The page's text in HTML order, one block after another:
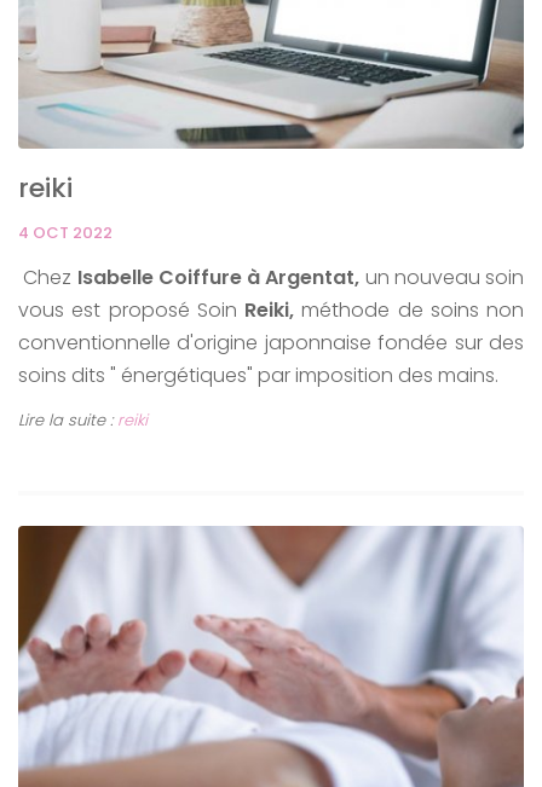
reiki
4 OCT 2022
Chez Isabelle Coiffure à Argentat, un nouveau soin
vous est proposé Soin Reiki,méthode de soins non
conventionnelle d'origine japonnaise fondée sur des
soins dits " énergétiques" par imposition des mains.
Lire la suite :reiki